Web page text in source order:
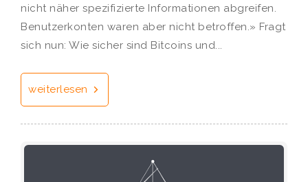
nicht näher spezifizierte Informationen abgreifen.
Benutzerkonten waren aber nicht betroffen.» Fragt
sich nun: Wie sicher sind Bitcoins und...
weiterlesen